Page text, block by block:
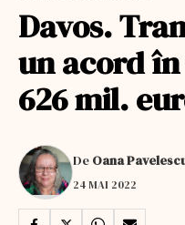
Davos.
un acord
626 mil.
De Oana
24 MAI 2022